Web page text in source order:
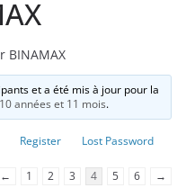
BINAMAX
et a été mis à jour pour la
années et 11 mois.
Register
Lost Password
←
1 2 3 4 5 6 →